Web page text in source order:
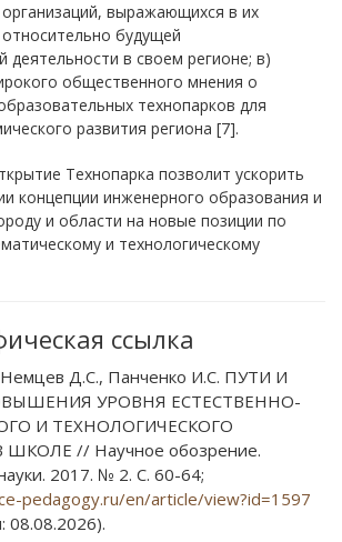
выражающихся в их
будущей
деятельности в своем регионе; в)
общественного мнения о
технопарков для
развития региона [7].
Технопарка позволит ускорить
концепции инженерного образования и
и области на новые позиции по
и технологическому
ссылка
Немцев Д.С., Панченко И.С. ПУТИ И
УРОВНЯ ЕСТЕСТВЕННО-
И ТЕХНОЛОГИЧЕСКОГО
// Научное обозрение.
2017. № 2. С. 60-64;
pedagogy.ru/en/article/view?id=1597
08.08.2026).